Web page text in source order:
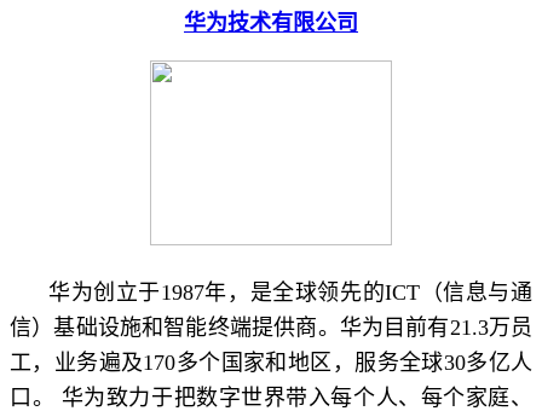
华为技术有限公司
华为创立于1987年，是全球领先的ICT（信息与通
信）基础设施和智能终端提供商。华为目前有21.3万员
工，业务遍及170多个国家和地区，服务全球30多亿人
口。 华为致力于把数字世界带入每个人、每个家庭、